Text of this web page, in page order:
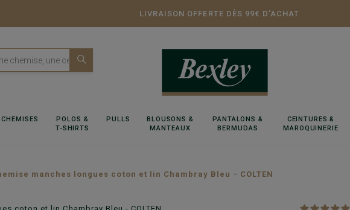
LIVRAISON OFFERTE DÈS 99€ D'ACHAT
CHEMISES
POLOS &
T-SHIRTS
PULLS
BLOUSONS &
MANTEAUX
PANTALONS &
BERMUDAS
CEINTURES &
MAROQUINERIE
manches longues coton et lin Chambray Bleu - COLTEN